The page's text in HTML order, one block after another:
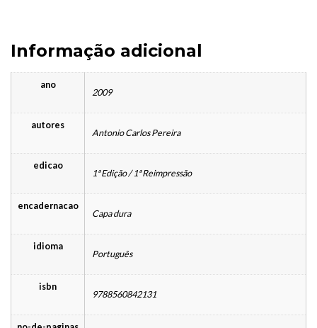
Informação adicional
ano
2009
autores
Antonio Carlos Pereira
edicao
1ª Edição / 1ª Reimpressão
encadernacao
Capa dura
idioma
Português
isbn
9788560842131